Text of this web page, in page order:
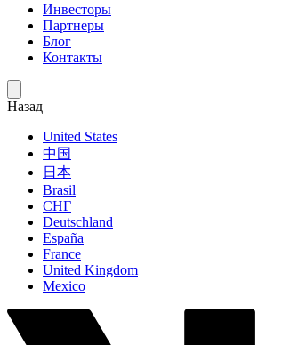
Инвесторы
Партнеры
Блог
Контакты
Назад
United States
中国
日本
Brasil
СНГ
Deutschland
España
France
United Kingdom
Mexico